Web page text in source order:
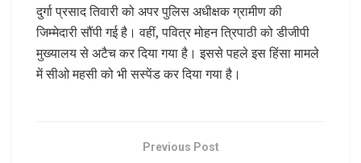
दुर्गा प्रसाद तिवारी को अपर पुलिस अधीक्षक ग्रामीण की
जिम्मेदारी सौंपी गई है। वहीं, पवित्र मोहन त्रिपाठी को डीजीपी
मुख्यालय से अटैच कर दिया गया है। इससे पहले इस हिंसा मामले
में सीओ महसी को भी सस्पेंड कर दिया गया है।
Previous Post